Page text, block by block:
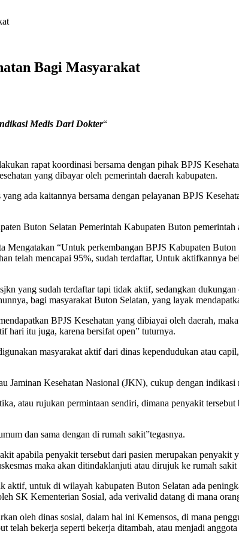
Bagi Masyarakat
Medis Dari Dokter“
rapat koordinasi bersama dengan pihak BPJS
yang dibayar oleh pemerintah daerah kabupaten.
ada kaitannya bersama dengan pelayanan BPJS
Buton Selatan Pemerintah Kabupaten Buton
“Untuk perkembangan BPJS Kabupaten
telah mencapai 95%, sudah terdaftar, Untuk aktifkannya
yang sudah terdaftar tapi tidak aktif, sedangkan
bagi masyarakat Buton Selatan, yang layak
BPJS Kesehatan yang dibiayai oleh daerah,
hari itu juga, karena bersifat open” tuturnya.
masyarakat aktif dari dinas kependudukan atau
Kesehatan Nasional (JKN), cukup dengan indikasi
atau rujukan permintaan sendiri, dimana penyakit
dan sama dengan di rumah sakit”tegasnya.
apabila penyakit tersebut dari pasien merupakan
maka akan ditindaklanjuti atau dirujuk ke rumah
untuk di wilayah kabupaten Buton Selatan ada
SK Kementerian Sosial, ada verivalid datang di mana
oleh dinas sosial, dalam hal ini Kemensos, di mana
telah bekerja seperti bekerja ditambah, atau menjadi